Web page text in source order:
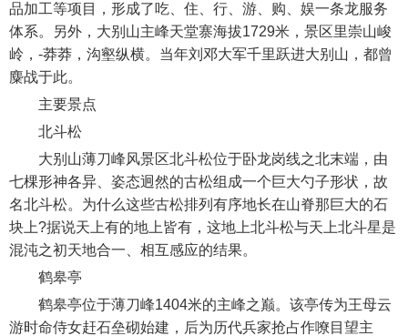
品加工等项目，形成了吃、住、行、游、购、娱一条龙服务
体系。另外，大别山主峰天堂寨海拔1729米，景区里崇山峻
岭，-莽莽，沟壑纵横。当年刘邓大军千里跃进大别山，都曾
麋战于此。
主要景点
北斗松
大别山薄刀峰风景区北斗松位于卧龙岗线之北末端，由
七棵形神各异、姿态迥然的古松组成一个巨大勺子形状，故
名北斗松。为什么这些古松排列有序地长在山脊那巨大的石
块上?据说天上有的地上皆有，这地上北斗松与天上北斗星是
混沌之初天地合一、相互感应的结果。
鹤皋亭
鹤皋亭位于薄刀峰1404米的主峰之巅。该亭传为王母云
游时命侍女赶石垒砌始建，后为历代兵家抢占作嘹目望主